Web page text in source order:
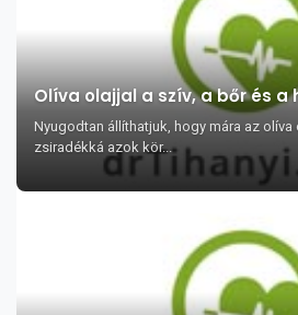
Olíva olajjal a szív, a bőr és a
Nyugodtan állíthatjuk, hogy mára az
zsiradékká azok kör...